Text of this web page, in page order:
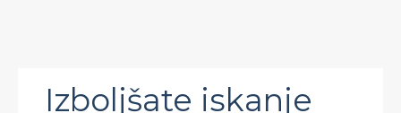
Izboljšate iskanje